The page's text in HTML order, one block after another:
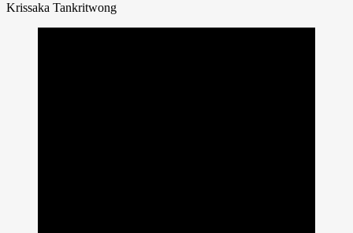
Krissaka Tankritwong